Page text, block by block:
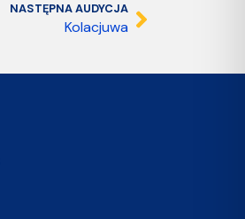
NASTĘPNA AUDYCJA
Kolacjuwa